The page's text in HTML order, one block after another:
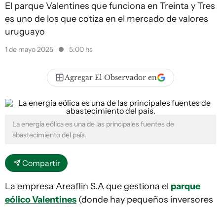
El parque Valentines que funciona en Treinta y Tres
es uno de los que cotiza en el mercado de valores
uruguayo
1 de mayo 2025 5:00 hs
Agregar El Observador en
La energía eólica es una de las principales fuentes de
abastecimiento del país.
Compartir
La empresa Areaflin S.A que gestiona el parque
eólico Valentines (donde hay pequeños inversores